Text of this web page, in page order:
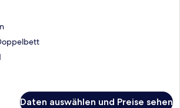
Daten auswählen und Preise sehen